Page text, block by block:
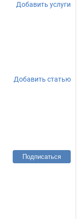
Добавить услуги
Добавить статью
Подписаться